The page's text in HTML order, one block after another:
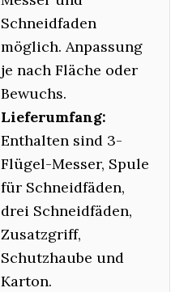
Schneidfaden
möglich. Anpassung
je nach Fläche oder
Bewuchs.
Lieferumfang:
Enthalten sind 3-
Flügel-Messer, Spule
für Schneidfäden,
drei Schneidfäden,
Zusatzgriff,
Schutzhaube und
Karton.